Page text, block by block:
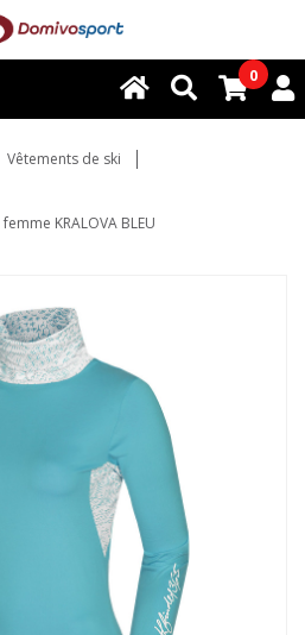
0
Vêtements de ski
KRALOVA BLEU